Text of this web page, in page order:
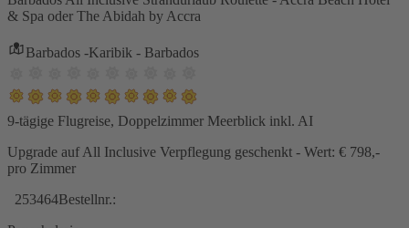
& Spa oder The Abidah by Accra
Barbados -Karibik - Barbados
9-tägige Flugreise, Doppelzimmer Meerblick inkl. AI
Upgrade auf All Inclusive Verpflegung geschenkt - Wert: € 798,-
pro Zimmer
253464Bestellnr.: